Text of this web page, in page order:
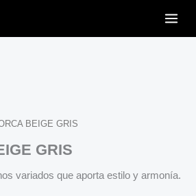
BEIGE GRIS
GRIS
variados que aporta estilo y armonía.